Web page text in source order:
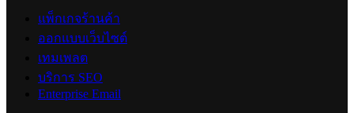
แพ็กเกจร้านค้า
ออกแบบเว็บไซต์
เทมเพลต
บริการ SEO
Enterprise Email